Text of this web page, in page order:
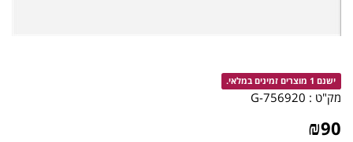
ישנם 1 מוצרים זמינים במלאי.
מק"ט : 756920-G
₪90